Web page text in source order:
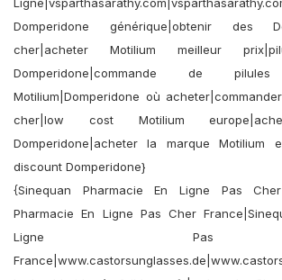
Domperidone générique|obtenir des
cher|acheter Motilium meilleur
Domperidone|commande de
Motilium|Domperidone où
cher|low cost Motilium
Domperidone|acheter la marque Motilium
discount Domperidone}
{Sinequan Pharmacie En Ligne Pas Cher
Pharmacie En Ligne Pas Cher
Ligne Pas